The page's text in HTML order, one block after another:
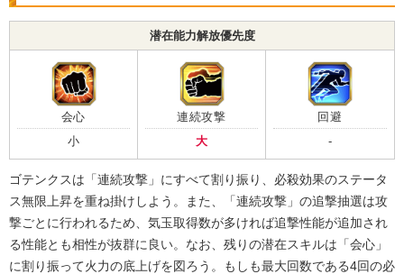
時間制限
融合/合体戦士
地球育ちの戦士
悟天（幼年期）
7.0 /10点
【発動リンク効果】
気力+3
ATK+15%
【一致するリンクスキル(
戦闘民族サイヤ人
サイヤ人の血
無邪気
限界突破
【一致するカテゴリー(10 )】
混血サイヤ人
魔人ブウ編
フュージョン
潜在能力解放優先度
会心
小
連続攻撃
大
回避
-
ゴテンクスは「連続攻撃」にすべて割り振り、必殺効果のステータ
ス無限上昇を重ね掛けしよう。また、「連続攻撃」の追撃抽選は攻
撃ごとに行われるため、気玉取得数が多ければ追撃性能が追加され
る性能とも相性が抜群に良い。なお、残りの潜在スキルは「会心」
に割り振って火力の底上げを図ろう。もしも最大回数である4回の必